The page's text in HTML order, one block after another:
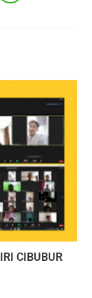
CIBUBUR